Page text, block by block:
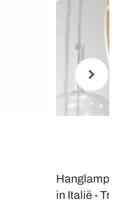
Hanglamp
in Italië -